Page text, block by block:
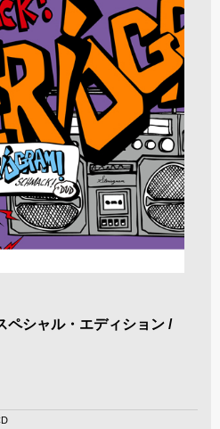
ペシャル・エディション /